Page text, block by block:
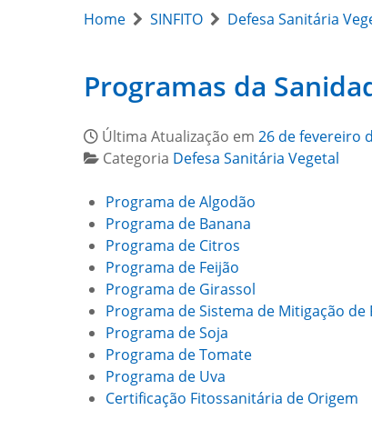
Home SINFITO Defesa Sanitária
Programas da
Última Atualização em 26 de fevereiro
Categoria Defesa Sanitária Vegetal
Programa de Algodão
Programa de Banana
Programa de Citros
Programa de Feijão
Programa de Girassol
Programa de Sistema de Mitigação de
Programa de Soja
Programa de Tomate
Programa de Uva
Certificação Fitossanitária de Origem